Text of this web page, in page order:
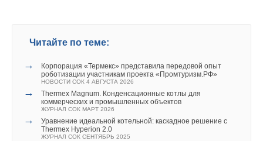
Читайте по теме:
→
Корпорация «Термекс» представила передовой опыт
роботизации участникам проекта «Промтуризм.РФ»
НОВОСТИ СОК 4 АВГУСТА 2026
→
Thermex Magnum. Конденсационные котлы для
коммерческих и промышленных объектов
ЖУРНАЛ СОК МАРТ 2026
→
Уравнение идеальной котельной: каскадное решение с
Thermex Hyperion 2.0
ЖУРНАЛ СОК СЕНТЯБРЬ 2025